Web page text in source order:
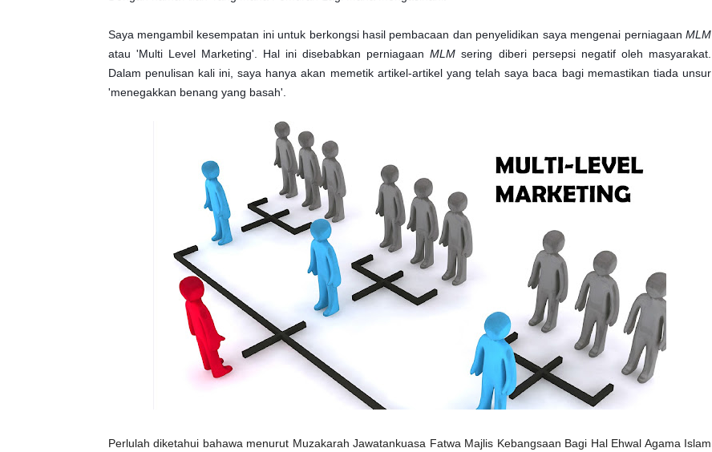
Saya mengambil kesempatan ini untuk berkongsi hasil pembacaan dan penyelidikan saya mengenai perniagaan MLM
atau 'Multi Level Marketing'. Hal ini disebabkan perniagaanMLM sering diberi persepsi negatif oleh masyarakat.
Dalam penulisan kali ini, saya hanya akan memetik artikel-artikel yang telah saya baca bagi memastikan tiada unsur
'menegakkan benang yang basah'.
Perlulah diketahui bahawa menurut Muzakarah Jawatankuasa Fatwa Majlis Kebangsaan Bagi Hal Ehwal Agama Islam